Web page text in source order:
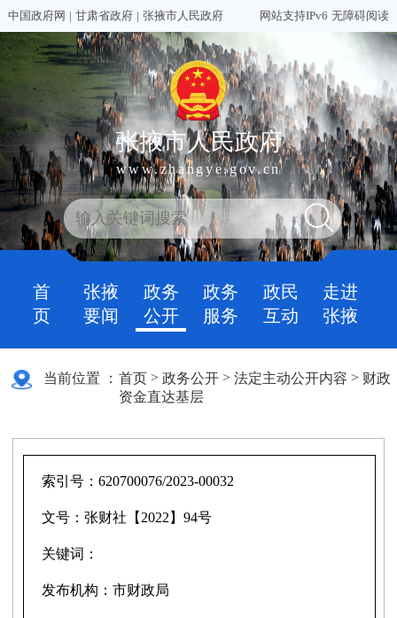
中国政府网 | 甘肃省政府 | 张掖市人民政府 网站支持IPv6 无障碍阅读
张掖市人民政府
www.zhangye.gov.cn
首
页
张掖
要闻
政务
公开
政务
服务
政民
互动
走进
张掖
当前位置 ： 首页 >政务公开 >法定主动公开内容 > 财政
资金直达基层
索引号：620700076/2023-00032
文号：张财社【2022】94号
关键词：
发布机构：市财政局